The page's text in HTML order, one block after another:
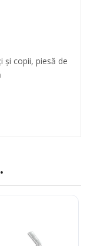
şi copii, piesă de